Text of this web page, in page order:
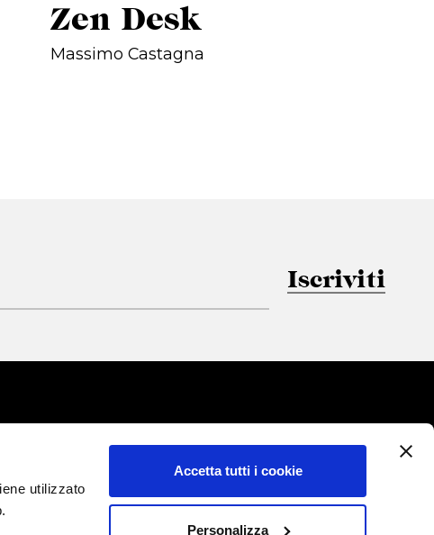
utilizzato
Accetta tutti i cookie
Personalizza
Zen Desk
Massimo Castagna
Iscriviti